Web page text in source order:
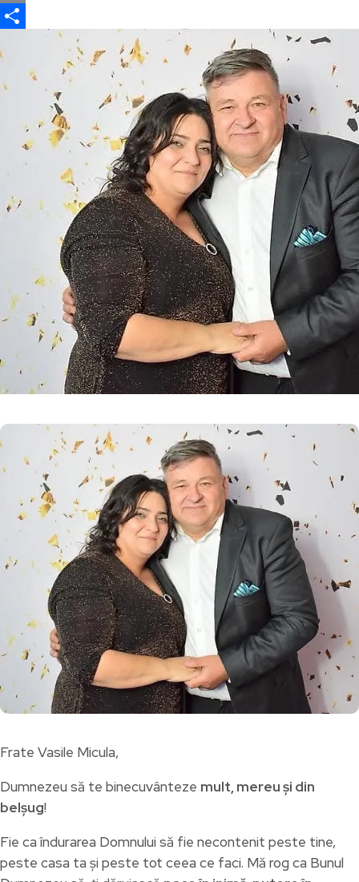
Email
Partajează
Frate Vasile Micula,
Dumnezeu să te binecuvânteze mult, mereu și din
belșug!
Fie ca îndurarea Domnului să fie necontenit peste tine,
peste casa ta și peste tot ceea ce faci. Mă rog ca Bunul